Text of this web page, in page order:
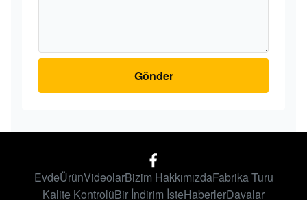
Gönder
EvdeÜrünVideolarBizim HakkımızdaFabrika Turu
Kalite KontrolüBir İndirim İsteHaberlerDavalar